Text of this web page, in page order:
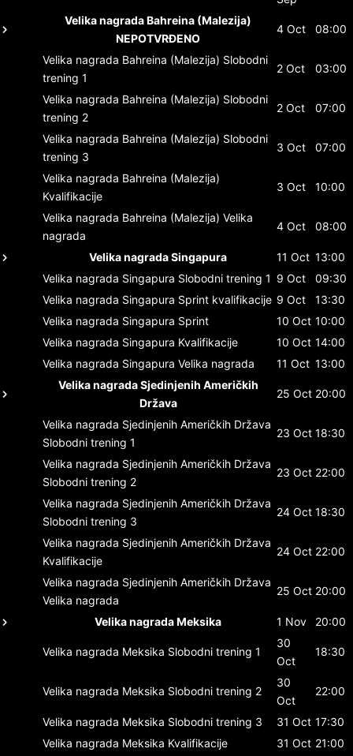
Velika nagrada Bahreina (Malezija)
NEPOTVRĐENO
4 Oct 08:00
Velika nagrada Bahreina (Malezija) Slobodni
trening 1
2 Oct 03:00
Velika nagrada Bahreina (Malezija) Slobodni
trening 2
2 Oct 07:00
Velika nagrada Bahreina (Malezija) Slobodni
trening 3
3 Oct 07:00
Velika nagrada Bahreina (Malezija)
Kvalifikacije
3 Oct 10:00
Velika nagrada Bahreina (Malezija) Velika
nagrada
4 Oct 08:00
Velika nagrada Singapura 11 Oct 13:00
Velika nagrada Singapura Slobodni trening 1 9 Oct
09:30
Velika nagrada Singapura Sprint kvalifikacije 9 Oct
13:30
Velika nagrada Singapura Sprint 10 Oct 10:00
Velika nagrada Singapura Kvalifikacije 10 Oct 14:00
Velika nagrada Singapura Velika nagrada 11 Oct 13:00
Velika nagrada Sjedinjenih Američkih
Država
25 Oct 20:00
Velika nagrada Sjedinjenih Američkih Država
Slobodni trening 1
23 Oct 18:30
Velika nagrada Sjedinjenih Američkih Država
Slobodni trening 2
23 Oct 22:00
Velika nagrada Sjedinjenih Američkih Država
Slobodni trening 3
24 Oct 18:30
Velika nagrada Sjedinjenih Američkih Država
Kvalifikacije
24 Oct 22:00
Velika nagrada Sjedinjenih Američkih Država
Velika nagrada
25 Oct 20:00
Velika nagrada Meksika 1 Nov 20:00
Velika nagrada Meksika Slobodni trening 1
30
Oct
18:30
Velika nagrada Meksika Slobodni trening 2
30
Oct
22:00
Velika nagrada Meksika Slobodni trening 3 31 Oct 17:30
Velika nagrada Meksika Kvalifikacije 31 Oct 21:00